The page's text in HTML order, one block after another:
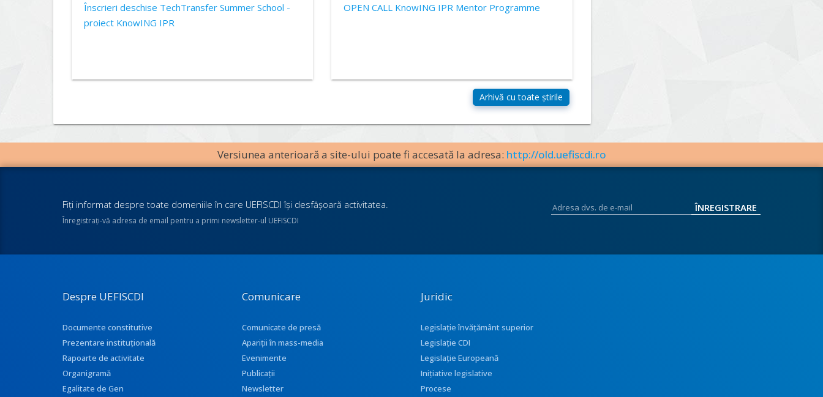
Înscrieri deschise TechTransfer Summer School -
proiect KnowING IPR
OPEN CALL KnowING IPR Mentor Programme
Versiunea anterioară a site-ului poate fi accesată la adresa: http://old.uefiscdi.ro
Fiţi informat despre toate domeniile în care UEFISCDI îşi desfăşoară activitatea.
Înregistraţi-vă adresa de email pentru a primi newsletter-ul UEFISCDI
Despre UEFISCDI
Documente constitutive
Prezentare instituţională
Rapoarte de activitate
Organigramă
Egalitate de Gen
Comunicare
Comunicate de presă
Apariţii în mass-media
Evenimente
Publicații
Newsletter
Juridic
Legislație învățământ superior
Legislație CDI
Legislație Europeană
Inițiative legislative
Procese